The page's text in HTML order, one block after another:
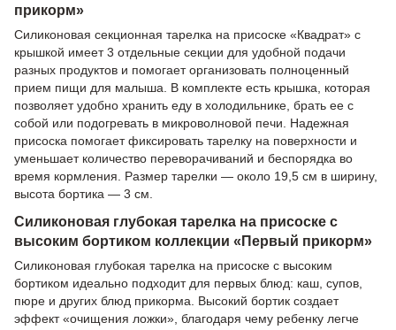
прикорм»
Силиконовая секционная тарелка на присоске «Квадрат» с
крышкой имеет 3 отдельные секции для удобной подачи
разных продуктов и помогает организовать полноценный
прием пищи для малыша. В комплекте есть крышка, которая
позволяет удобно хранить еду в холодильнике, брать ее с
собой или подогревать в микроволновой печи. Надежная
присоска помогает фиксировать тарелку на поверхности и
уменьшает количество переворачиваний и беспорядка во
время кормления. Размер тарелки — около 19,5 см в ширину,
высота бортика — 3 см.
Силиконовая глубокая тарелка на присоске с
высоким бортиком коллекции «Первый прикорм»
Силиконовая глубокая тарелка на присоске с высоким
бортиком идеально подходит для первых блюд: каш, супов,
пюре и других блюд прикорма. Высокий бортик создает
эффект «очищения ложки», благодаря чему ребенку легче